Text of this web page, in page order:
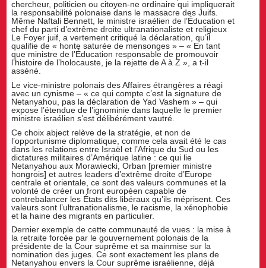
chercheur, politicien ou citoyen-ne ordinaire qui impliquerait
la responsabilité polonaise dans le massacre des Juifs.
Même Naftali Bennett, le ministre israélien de l’Éducation et
chef du parti d’extrême droite ultranationaliste et religieux
Le Foyer juif, a vertement critiqué la déclaration, qu’il
qualifie de « honte saturée de mensonges » – « En tant
que ministre de l’Éducation responsable de promouvoir
l’histoire de l’holocauste, je la rejette de A à Z », a t-il
asséné.
Le vice-ministre polonais des Affaires étrangères a réagi
avec un cynisme – « ce qui compte c’est la signature de
Netanyahou, pas la déclaration de Yad Vashem » – qui
expose l’étendue de l’ignominie dans laquelle le premier
ministre israélien s’est délibérément vautré.
Ce choix abject relève de la stratégie, et non de
l’opportunisme diplomatique, comme cela avait été le cas
dans les relations entre Israël et l’Afrique du Sud ou les
dictatures militaires d’Amérique latine : ce qui lie
Netanyahou aux Morawiecki, Orban [premier ministre
hongrois] et autres leaders d’extrême droite d’Europe
centrale et orientale, ce sont des valeurs communes et la
volonté de créer un front européen capable de
contrebalancer les États dits libéraux qu’ils méprisent. Ces
valeurs sont l’ultranationalisme, le racisme, la xénophobie
et la haine des migrants en particulier.
Dernier exemple de cette communauté de vues : la mise à
la retraite forcée par le gouvernement polonais de la
présidente de la Cour suprême et sa mainmise sur la
nomination des juges. Ce sont exactement les plans de
Netanyahou envers la Cour suprême israélienne, déjà